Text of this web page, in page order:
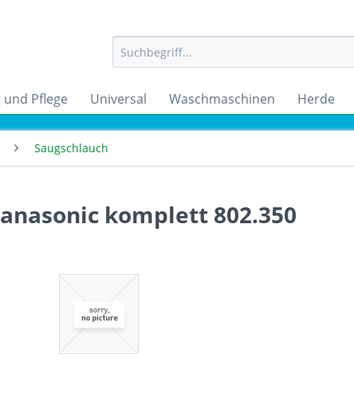
und Pflege Universal Waschmaschinen Herde
Saugschlauch
komplett 802.350